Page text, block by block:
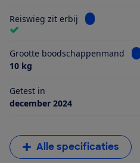
Reiswieg zit erbij Bekijk
Grootte boodschappenmand
10 kg
Getest in
december 2024
Alle specificaties